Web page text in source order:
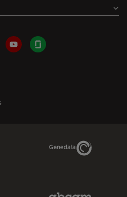
YouTubeGlassdoor
Genedata Link